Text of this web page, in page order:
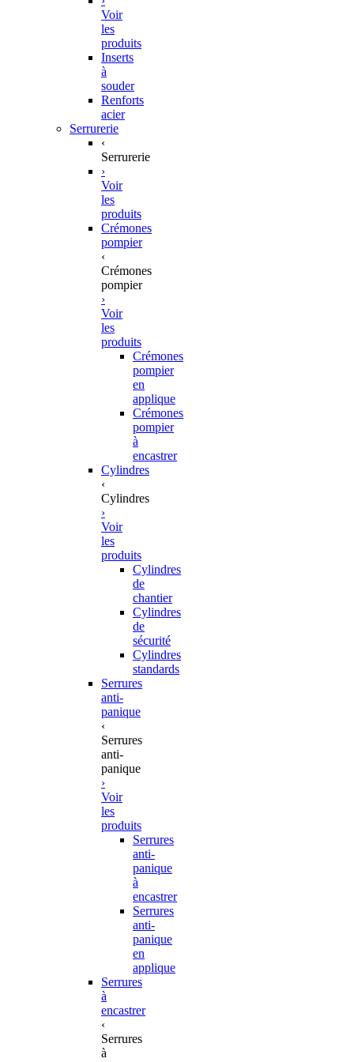
Voir
les
produits
Inserts
à
souder
Renforts
acier
Serrurerie
‹
Serrurerie
›
Voir
les
produits
Crémones
pompier
‹
Crémones
pompier
›
Voir
les
produits
Crémones
pompier
en
applique
Crémones
pompier
à
encastrer
Cylindres
‹
Cylindres
›
Voir
les
produits
Cylindres
de
chantier
Cylindres
de
sécurité
Cylindres
standards
Serrures
anti-
panique
‹
Serrures
anti-
panique
›
Voir
les
produits
Serrures
anti-
panique
à
encastrer
Serrures
anti-
panique
en
applique
Serrures
à
encastrer
‹
Serrures
à